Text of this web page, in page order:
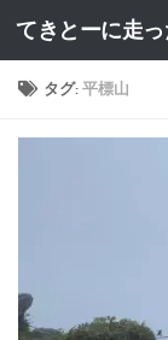
コンテンツへス
てきとーに走
タグ:平標山